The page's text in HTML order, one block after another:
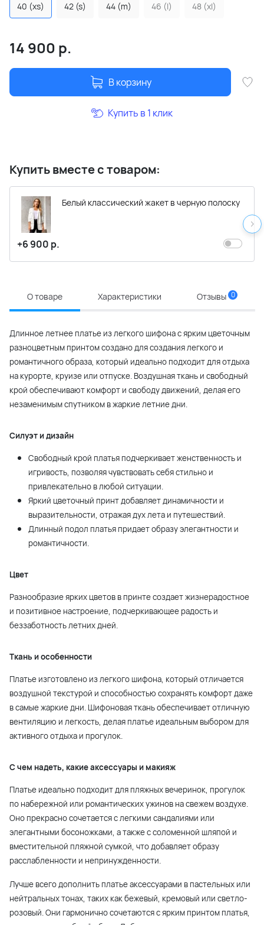
40 (xs) 42 (s) 44 (m) 46 (l) 48 (xl)
14 900 р.
В корзину
Купить в 1 клик
Купить вместе с товаром:
Белый классический жакет в черную полоску
+6 900 р.
О товаре Характеристики Отзывы 0
Длинное летнее платье из легкого шифона с ярким цветочным
разноцветным принтом создано для создания легкого и
романтичного образа, который идеально подходит для отдыха
на курорте, круизе или отпуске. Воздушная ткань и свободный
крой обеспечивают комфорт и свободу движений, делая его
незаменимым спутником в жаркие летние дни.
Силуэт и дизайн
Свободный крой платья подчеркивает женственность и
игривость, позволяя чувствовать себя стильно и
привлекательно в любой ситуации.
Яркий цветочный принт добавляет динамичности и
выразительности, отражая дух лета и путешествий.
Длинный подол платья придает образу элегантности и
романтичности.
Цвет
Разнообразие ярких цветов в принте создает жизнерадостное
и позитивное настроение, подчеркивающее радость и
беззаботность летних дней.
Ткань и особенности
Платье изготовлено из легкого шифона, который отличается
воздушной текстурой и способностью сохранять комфорт даже
в самые жаркие дни. Шифоновая ткань обеспечивает отличную
вентиляцию и легкость, делая платье идеальным выбором для
активного отдыха и прогулок.
С чем надеть, какие аксессуары и макияж
Платье идеально подходит для пляжных вечеринок, прогулок
по набережной или романтических ужинов на свежем воздухе.
Оно прекрасно сочетается с легкими сандалиями или
элегантными босоножками, а также с соломенной шляпой и
вместительной пляжной сумкой, что добавляет образу
расслабленности и непринужденности.
Лучше всего дополнить платье аксессуарами в пастельных или
нейтральных тонах, таких как бежевый, кремовый или светло-
розовый. Они гармонично сочетаются с ярким принтом платья,